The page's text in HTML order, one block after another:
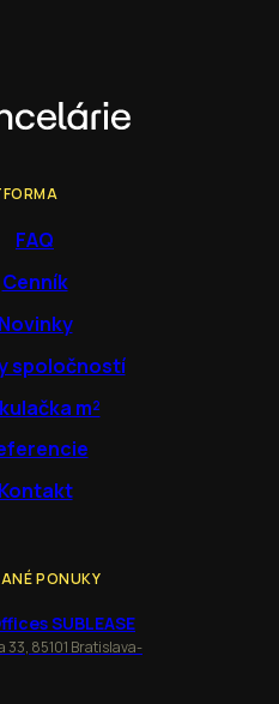
FAQ
Cenník
Novinky
spoločností
m²
Kontakt
PONUKY
SUBLEASE
33, 85101 Bratislava-